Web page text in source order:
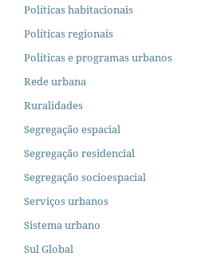
Políticas habitacionais
Políticas regionais
Políticas e programas urbanos
Rede urbana
Ruralidades
Segregação espacial
Segregação residencial
Segregação socioespacial
Serviços urbanos
Sistema urbano
Sul Global